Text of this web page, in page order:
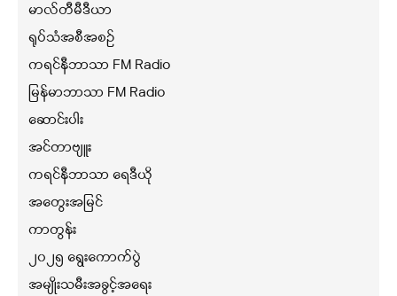
မာလ်တီမီဒီယာ
ရုပ်သံအစီအစဉ်
ကရင်နီဘာသာ FM Radio
မြန်မာဘာသာ FM Radio
ဆောင်းပါး
အင်တာဗျူး
ကရင်နီဘာသာ ရေဒီယို
အတွေးအမြင်
ကာတွန်း
၂၀၂၅ ရွေးကောက်ပွဲ
အမျိုးသမီးအခွင့်အရေး